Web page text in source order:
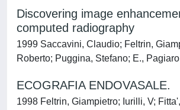
Discovering image
computed radiography
1999 Saccavini, Claudio; Feltrin,
Roberto; Puggina, Stefano; E.,
ECOGRAFIA ENDOVASALE.
1998 Feltrin, Giampietro; Iurilli, V;